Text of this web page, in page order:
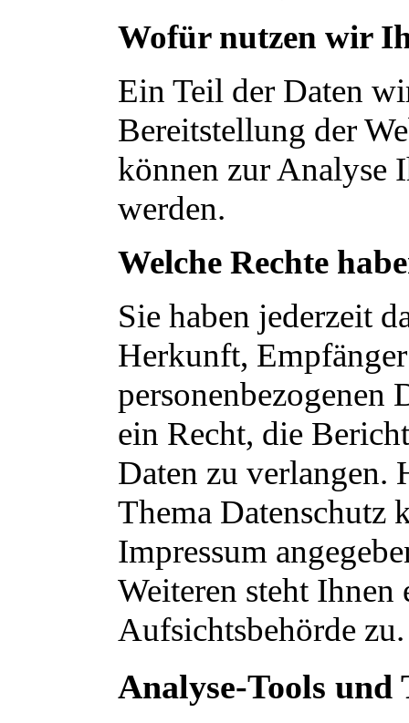
Wofür nutzen wir
Ein Teil der Daten
Bereitstellung der
können zur Analyse
werden.
Welche Rechte
Sie haben jederzeit
Herkunft,
personenbezogenen
ein Recht, die
Daten zu verlangen.
Thema Datenschutz
Impressum
Weiteren steht Ihnen
Aufsichtsbehörde zu.
Analyse-Tools